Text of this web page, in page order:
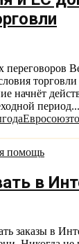
начнёт
период...
Евросоюз
помощь
в
заказы в